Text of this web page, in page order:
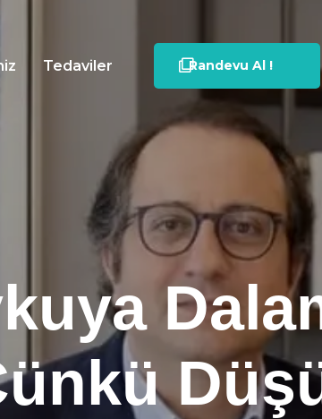
Tedaviler Randevu Al !